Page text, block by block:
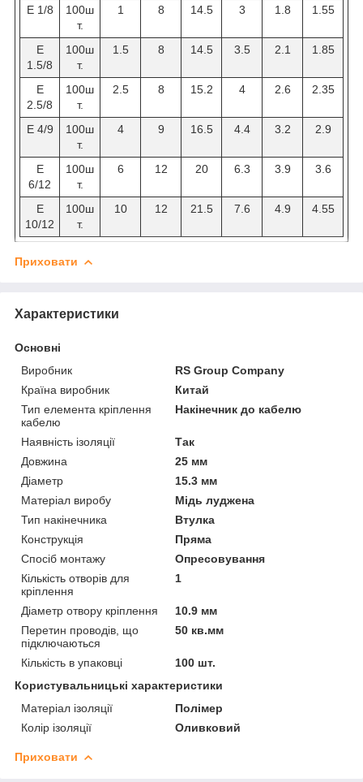
Е 1/8
100ш
т.
1 8 14.5 3 1.8 1.55
Е
1.5/8
100ш
т.
1.5 8 14.5 3.5 2.1 1.85
Е
2.5/8
100ш
т.
2.5 8 15.2 4 2.6 2.35
Е 4/9
100ш
т.
4 9 16.5 4.4 3.2 2.9
Е
6/12
100ш
т.
6 12 20 6.3 3.9 3.6
Е
10/12
100ш
т.
10 12 21.5 7.6 4.9 4.55
Приховати
Характеристики
Основні
Виробник
RS Group Company
Країна виробник
Китай
Тип елемента кріплення
кабелю
Накінечник до кабелю
Наявність ізоляції
Так
Довжина
25 мм
Діаметр
15.3 мм
Матеріал виробу
Мідь луджена
Тип накінечника
Втулка
Конструкція
Пряма
Спосіб монтажу
Опресовування
Кількість отворів для
кріплення
1
Діаметр отвору кріплення
10.9 мм
Перетин проводів, що
підключаються
50 кв.мм
Кількість в упаковці
100 шт.
Користувальницькі характеристики
Матеріал ізоляції
Полімер
Колір ізоляції
Оливковий
Приховати